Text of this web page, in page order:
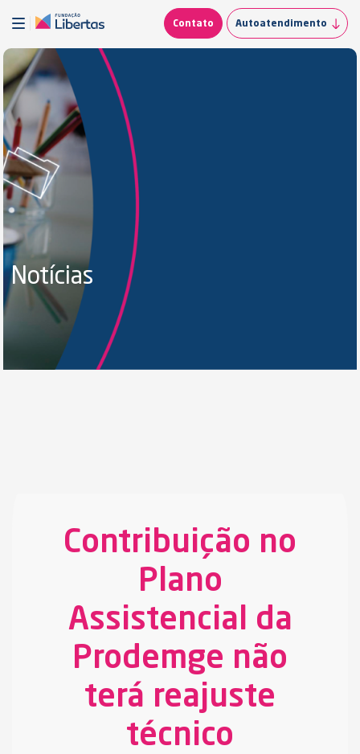
Contato Autoatendimento
Notícias
Contribuição no
Plano
Assistencial da
Prodemge não
terá reajuste
técnico